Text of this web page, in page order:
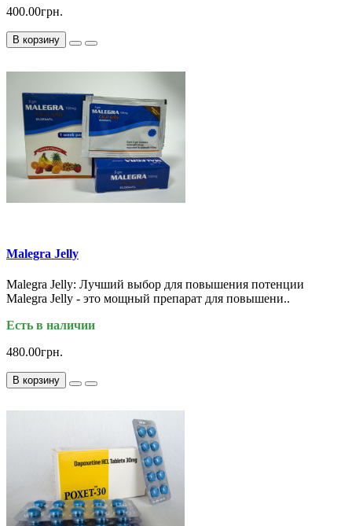
400.00грн.
В корзину
Malegra Jelly
Malegra Jelly: Лучший выбор для повышения потенции
Malegra Jelly - это мощный препарат для повышени..
Есть в наличии
480.00грн.
В корзину